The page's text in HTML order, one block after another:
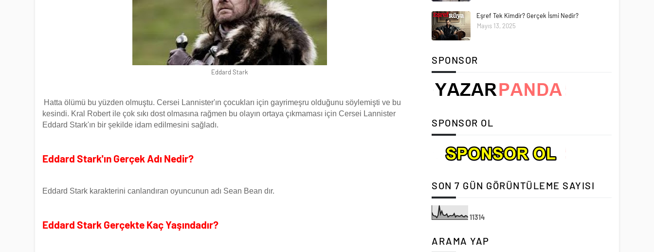
Eddard Stark
Hatta ölümü bu yüzden olmuştu. Cersei Lannister'ın çocukları için gayrimeşru olduğunu söylemişti ve bu
kesindi. Kral Robert ile çok sıkı dost olmasına rağmen bu olayın ortaya çıkmaması için Cersei Lannister
Eddard Stark'ın bir şekilde idam edilmesini sağladı.
Eddard Stark'ın Gerçek Adı Nedir?
Eddard Stark karakterini canlandıran oyuncunun adı Sean Bean dır.
Eddard Stark Gerçekte Kaç Yaşındadır?
Eşref Tek Kimdir? Gerçek İsmi Nedir?
Mayıs 13, 2025
SPONSOR
SPONSOR OL
SON 7 GÜN GÖRÜNTÜLEME SAYISI
11314
ARAMA YAP